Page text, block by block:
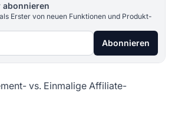
abonnieren
Erster von neuen Funktionen und Produkt-
Abonnieren
vs. Einmalige Affiliate-